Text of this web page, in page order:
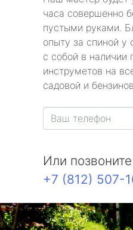
часа совершенно
пустыми руками.
опыту за спиной у
с собой в наличии
инструметов на
садовой и
Или
+7 (812) 507-